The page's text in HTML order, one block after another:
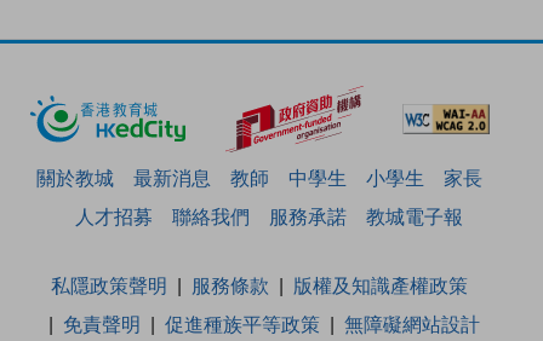
關於教城 最新消息 教師 中學生 小學生
家長
人才招募
聯絡我們 服務承諾 教城電子報
私隱政策聲明 服務條款
版權及知識產權政策
免責聲明
促進種族平等政策 無障礙網站設計